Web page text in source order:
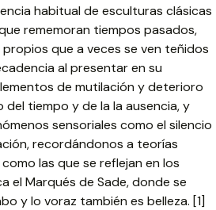
habitual de esculturas clásicas
rememoran tiempos pasados,
que a veces se ven teñidos
al presentar en su
de mutilación y deterioro
del tiempo y de la la ausencia, y
sensoriales como el silencio
recordándonos a teorías
las que se reflejan en los
el Marqués de Sade, donde se
y lo voraz también es belleza. [1]